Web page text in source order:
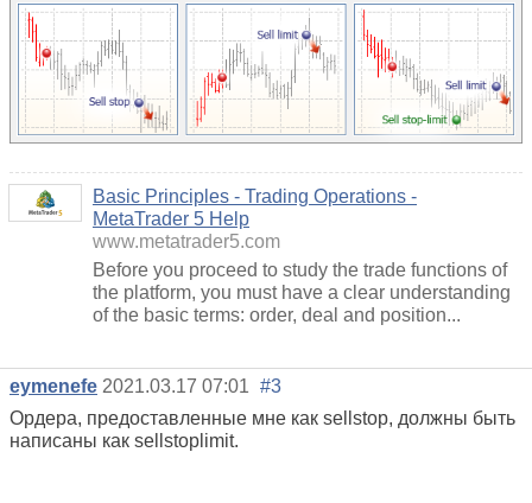
Basic Principles - Trading Operations -
MetaTrader 5 Help
www.metatrader5.com
Before you proceed to study the trade functions of
the platform, you must have a clear understanding
of the basic terms: order, deal and position...
eymenefe 2021.03.17 07:01 #3
Ордера, предоставленные мне как sellstop, должны быть
написаны как sellstoplimit.